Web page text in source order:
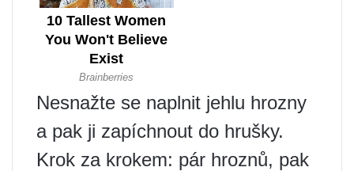
Nesnažte se naplnit jehlu hrozny
a pak ji zapíchnout do hrušky.
Krok za krokem: pár hroznů, pak